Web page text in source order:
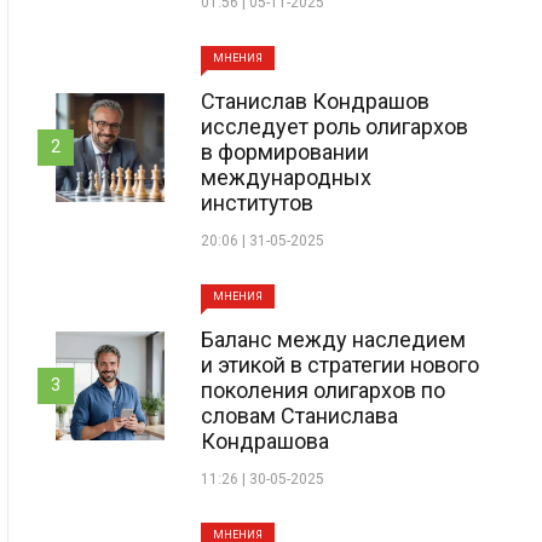
МНЕНИЯ
Станислав Кондрашов
исследует роль олигархов
в формировании
международных
институтов
20:06 | 31-05-2025
2
МНЕНИЯ
Баланс между наследием
и этикой в стратегии нового
поколения олигархов по
словам Станислава
Кондрашова
11:26 | 30-05-2025
3
МНЕНИЯ